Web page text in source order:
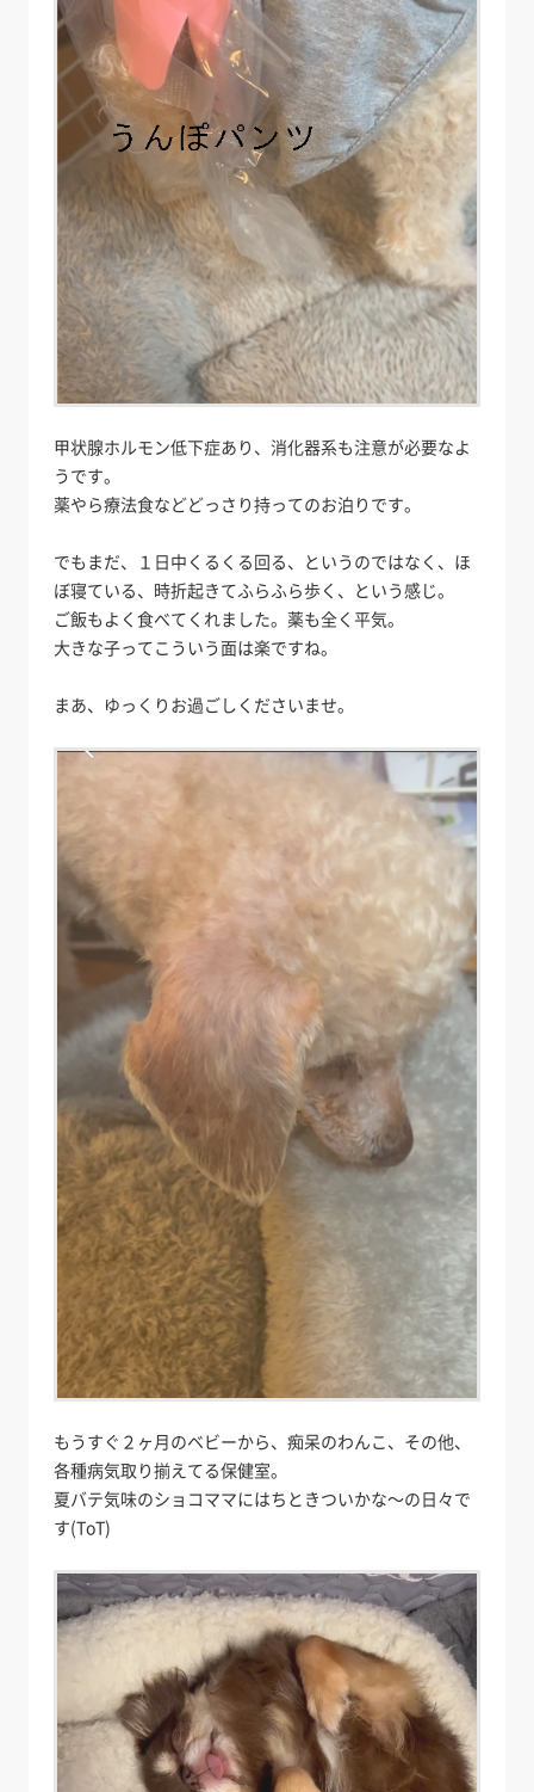
甲状腺ホルモン低下症あり、消化器系も注意が必要なよ
うです。
薬やら療法食などどっさり持ってのお泊りです。
でもまだ、１日中くるくる回る、というのではなく、ほ
ぼ寝ている、時折起きてふらふら歩く、という感じ。
ご飯もよく食べてくれました。薬も全く平気。
大きな子ってこういう面は楽ですね。
まあ、ゆっくりお過ごしくださいませ。
もうすぐ２ヶ月のベビーから、痴呆のわんこ、その他、
各種病気取り揃えてる保健室。
夏バテ気味のショコママにはちときついかな～の日々で
す(ToT)